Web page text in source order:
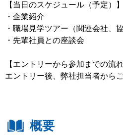
【当日のスケジュール（予定）】
・企業紹介
・職場見学ツアー（関連会社、
・先輩社員との座談会
【エントリーから参加までの流れ
エントリー後、弊社担当者から
概要